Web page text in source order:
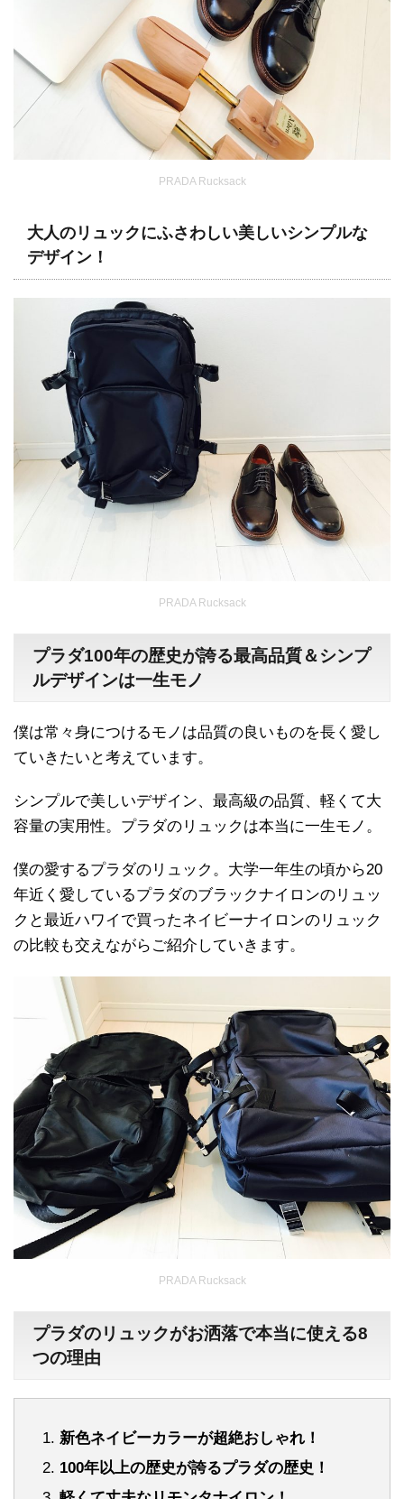
PRADA Rucksack
大人のリュックにふさわしい美しいシンプルな
デザイン！
PRADA Rucksack
プラダ100年の歴史が誇る最高品質＆シンプ
ルデザインは一生モノ
僕は常々身につけるモノは品質の良いものを長く愛し
ていきたいと考えています。
シンプルで美しいデザイン、最高級の品質、軽くて大
容量の実用性。プラダのリュックは本当に一生モノ。
僕の愛するプラダのリュック。大学一年生の頃から20
年近く愛しているプラダのブラックナイロンのリュッ
クと最近ハワイで買ったネイビーナイロンのリュック
の比較も交えながらご紹介していきます。
PRADA Rucksack
プラダのリュックがお洒落で本当に使える8
つの理由
新色ネイビーカラーが超絶おしゃれ！
100年以上の歴史が誇るプラダの歴史！